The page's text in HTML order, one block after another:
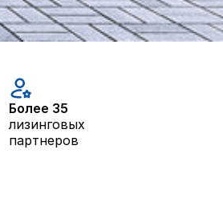
Более 35
лизинговых
партнеров